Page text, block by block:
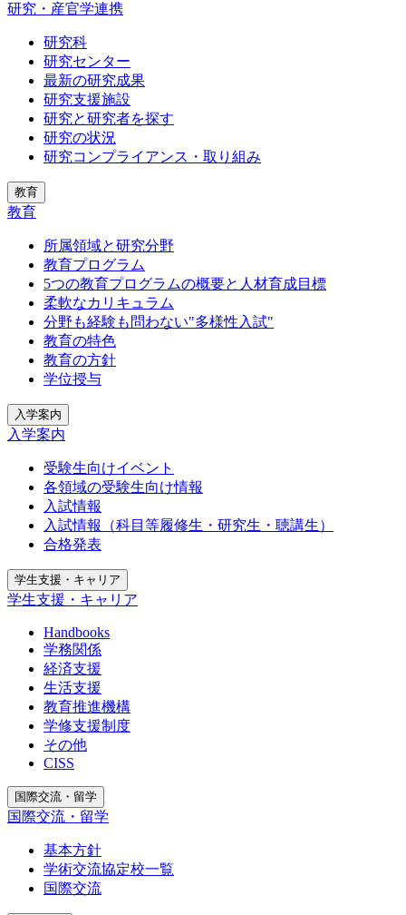
研究・産官学連携
研究科
研究センター
最新の研究成果
研究支援施設
研究と研究者を探す
研究の状況
研究コンプライアンス・取り組み
教育
教育
所属領域と研究分野
教育プログラム
5つの教育プログラムの概要と人材育成目標
柔軟なカリキュラム
分野も経験も問わない"多様性入試"
教育の特色
教育の方針
学位授与
入学案内
入学案内
受験生向けイベント
各領域の受験生向け情報
入試情報
入試情報（科目等履修生・研究生・聴講生）
合格発表
学生支援・キャリア
学生支援・キャリア
Handbooks
学務関係
経済支援
生活支援
教育推進機構
学修支援制度
その他
CISS
国際交流・留学
国際交流・留学
基本方針
学術交流協定校一覧
国際交流